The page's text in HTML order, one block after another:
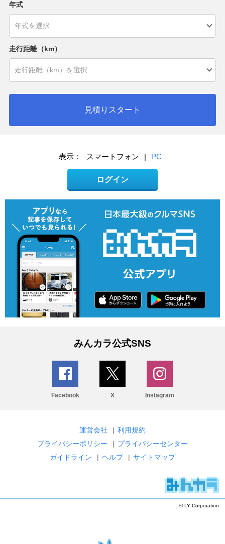
年式
走行距離（km）
見積りスタート
表示： スマートフォン | PC
ログイン
みんカラ公式SNS
Facebook X Instagram
運営会社 | 利用規約
プライバシーポリシー
| プライバシーセンター
ガイドライン
| ヘルプ | サイトマップ
© LY Corporation